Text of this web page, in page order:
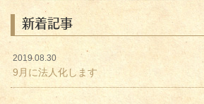
新着記事
2019.08.30
9月に法人化します